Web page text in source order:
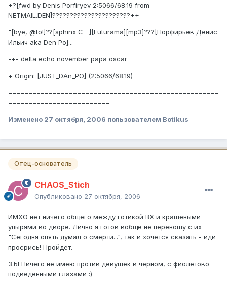
+?[fwd by Denis Porfiryev 2:5066/68.19 from
NETMAIL.DEN]??????????????????????++
"[bye, @to!]??[sphinx C--][Futurama][mp3]???[Порфирьев Денис
Ильич aka Den Po]...
-+- delta echo november papa oscar
+ Origin: [JUST_DAn_PO] (2:5066/68.19)
====================================================
=========================
Изменено 27 октября, 2006 пользователем Botikus
Отец-основатель
CHAOS_Stich
Опубликовано 27 октября, 2006
ИМХО нет ничего общего между готикой ВХ и крашеными
упырями во дворе. Лично я готов вобще не переношу с их
"Сегодня опять думал о смерти...", так и хочется сказать - иди
просрись! Пройдет.
З.Ы Ничего не имею против девушек в черном, с фиолетово
подведенными глазами :)